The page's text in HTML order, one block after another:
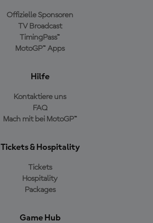
Offizielle Sponsoren
TV Broadcast
TimingPass™
MotoGP™ Apps
Hilfe
Kontaktiere uns
FAQ
Mach mit bei MotoGP™
Tickets & Hospitality
Tickets
Hospitality
Packages
Game Hub